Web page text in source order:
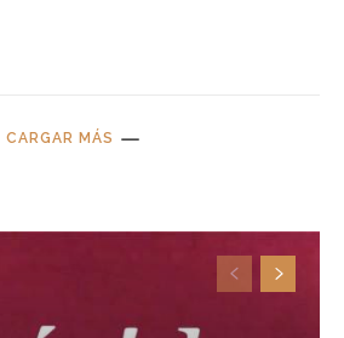
CARGAR MÁS